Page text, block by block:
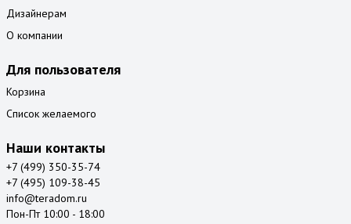
Дизайнерам
О компании
Для пользователя
Корзина
Список желаемого
Наши контакты
+7 (499) 350-35-74
+7 (495) 109-38-45
info@teradom.ru
Пон-Пт 10:00 - 18:00